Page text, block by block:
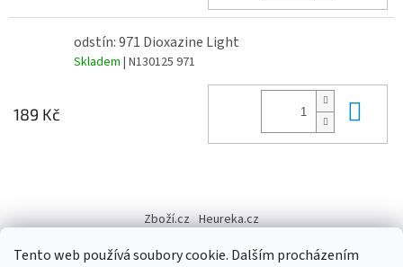
Tento web používá soubory cookie. Dalším procházením
odstín: 971 Dioxazine Light
Skladem | N130125 971
189 Kč
p
Zboží.cz Heureka.cz